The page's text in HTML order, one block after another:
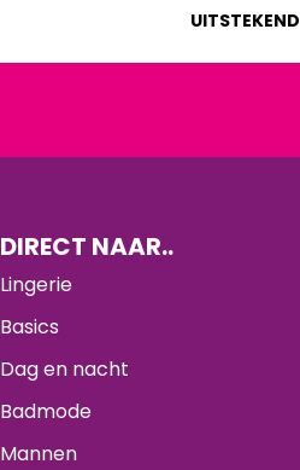
UITSTEKEND
DIRECT NAAR..
Lingerie
Basics
Dag en nacht
Badmode
Mannen